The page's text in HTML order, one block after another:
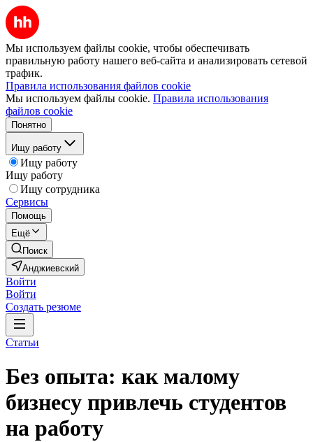
Мы используем файлы cookie, чтобы обеспечивать
правильную работу нашего веб-сайта и анализировать сетевой
трафик.
Правила использования файлов cookie
Мы используем файлы cookie. Правила использования
файлов cookie
Понятно
Ищу работу
Ищу работу
Ищу работу
Ищу сотрудника
Сервисы
Помощь
Ещё
Поиск
Анджиевский
Войти
Войти
Создать резюме
Статьи
Без опыта: как малому
бизнесу привлечь студентов
на работу